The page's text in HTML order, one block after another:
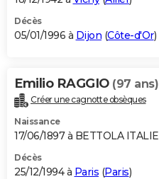
Décès
05/01/1996 à Dijon (Côte-d'Or)
Emilio RAGGIO (97 ans)
Créer une cagnotte obsèques
Naissance
17/06/1897 à BETTOLA ITALIE
Décès
25/12/1994 à Paris (Paris)